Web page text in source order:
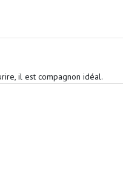
il est compagnon idéal.